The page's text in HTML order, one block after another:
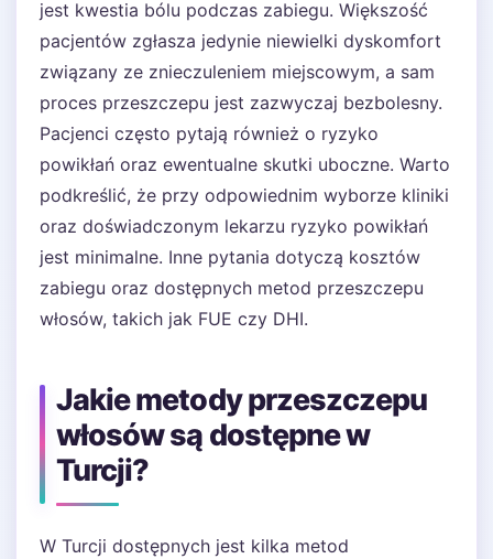
jest kwestia bólu podczas zabiegu. Większość
pacjentów zgłasza jedynie niewielki dyskomfort
związany ze znieczuleniem miejscowym, a sam
proces przeszczepu jest zazwyczaj bezbolesny.
Pacjenci często pytają również o ryzyko
powikłań oraz ewentualne skutki uboczne. Warto
podkreślić, że przy odpowiednim wyborze kliniki
oraz doświadczonym lekarzu ryzyko powikłań
jest minimalne. Inne pytania dotyczą kosztów
zabiegu oraz dostępnych metod przeszczepu
włosów, takich jak FUE czy DHI.
Jakie metody przeszczepu
włosów są dostępne w
Turcji?
W Turcji dostępnych jest kilka metod